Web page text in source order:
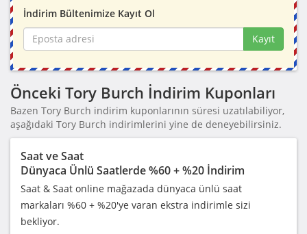
İndirim Bültenimize Kayıt Ol
Kayıt
Önceki Tory Burch İndirim Kuponları
Bazen Tory Burch indirim kuponlarının süresi uzatılabiliyor,
aşağıdaki Tory Burch indirimlerini yine de deneyebilirsiniz.
Saat ve Saat
Dünyaca Ünlü Saatlerde %60 + %20 İndirim
Saat & Saat online mağazada dünyaca ünlü saat
markaları %60 + %20'ye varan ekstra indirimle sizi
bekliyor.